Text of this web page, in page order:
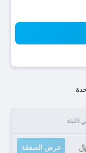
الليلة
عرض الصفقة